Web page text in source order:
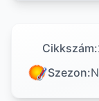
Cikkszám:
Szezon: